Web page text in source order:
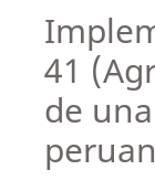
41
de